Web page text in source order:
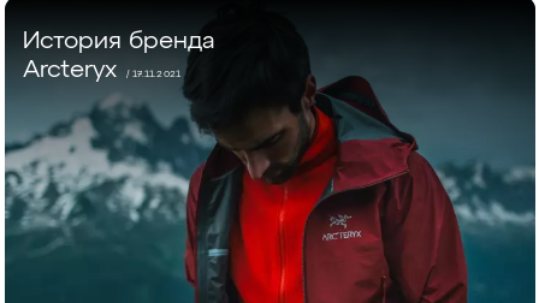
История бренда
Arcteryx
/ 17.11.2021